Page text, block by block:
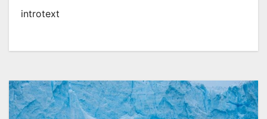
introtext